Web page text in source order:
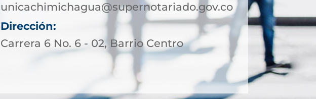
unicachimichagua@supernotariado.gov.co
Dirección:
Carrera 6 No. 6 - 02, Barrio Centro